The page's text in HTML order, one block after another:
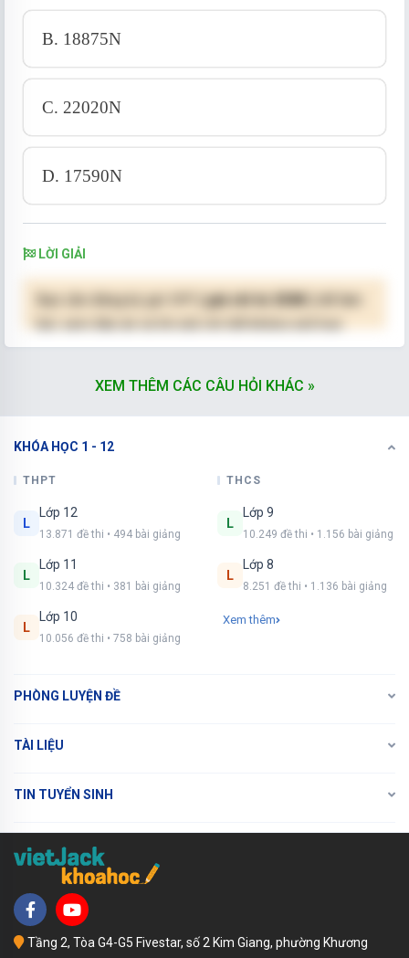
B. 18875N
C. 22020N
D. 17590N
LỜI GIẢI
( giá chỉ từ 250K )
bài, xem đáp án và lời giải chi tiết không giới hạn.
XEM THÊM CÁC CÂU HỎI KHÁC »
KHÓA HỌC 1 - 12
THPT
L
Lớp 12
13.871 đề thi • 494 bài giảng
L
Lớp 11
10.324 đề thi • 381 bài giảng
L
Lớp 10
10.056 đề thi • 758 bài giảng
THCS
L
Lớp 9
10.249 đề thi • 1.156 bài giảng
L
Lớp 8
8.251 đề thi • 1.136 bài giảng
Xem thêm
PHÒNG LUYỆN ĐỀ
TÀI LIỆU
TIN TUYỂN SINH
Tầng 2, Tòa G4-G5 Fivestar, số 2 Kim Giang, phường Khương